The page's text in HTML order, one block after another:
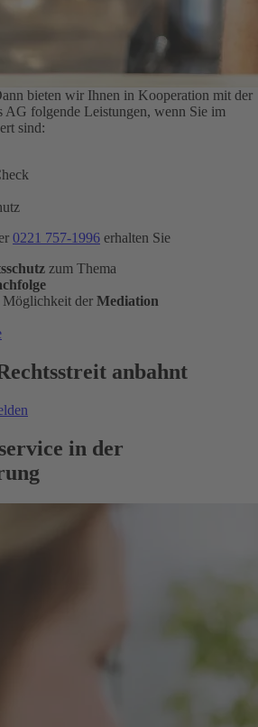
bieten wir Ihnen in Kooperation mit der
folgende Leistungen, wenn Sie im
sind:
0221 757-1996 erhalten Sie
zum Thema
der Mediation
anbahnt
in der